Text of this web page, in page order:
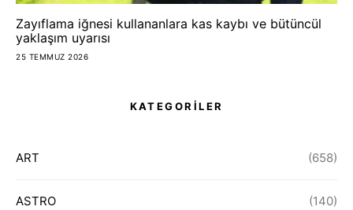
Zayıflama iğnesi kullananlara kas kaybı ve bütüncül
yaklaşım uyarısı
25 TEMMUZ 2026
KATEGORİLER
ART (658)
ASTRO (140)